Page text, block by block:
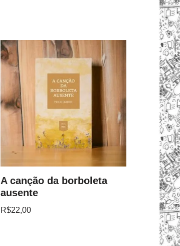
A canção da borboleta
ausente
R$22,00